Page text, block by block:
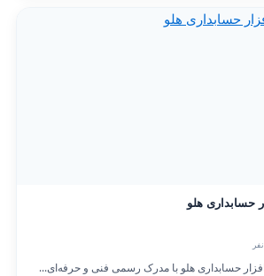
هلو
حسابداری هلو با مدرک رسمی فنی و حرفه‌ای...